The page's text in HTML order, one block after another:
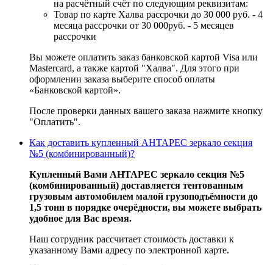
на расчётный счёт по следующим реквизитам:
Товар по карте Халва рассрочки до 30 000 руб. - 4
месяца рассрочки от 30 000руб. - 5 месяцев
рассрочки
Вы можете оплатить заказ банковской картой Visa или
Mastercard, а также картой "Халва". Для этого при
оформлении заказа выберите способ оплаты
«Банковской картой».
После проверки данных вашего заказа нажмите кнопку
"Оплатить".
Как доставить купленный АНТАРЕС зеркало секция
№5 (комбинированный)?
Купленный Вами АНТАРЕС зеркало секция №5
(комбинированный) доставляется тентованным
грузовым автомобилем малой грузоподъёмности до
1,5 тонн в порядке очерёдности, вы можете выбрать
удобное для Вас время.
Наш сотрудник рассчитает стоимость доставки к
указанному Вами адресу по электронной карте.